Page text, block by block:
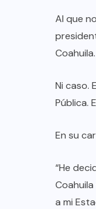
Al que
Coahuila.
Ni caso.
Pública.
En su
“He
a mi